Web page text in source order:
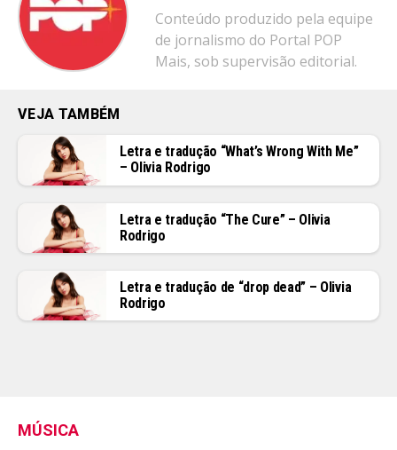
Conteúdo produzido pela equipe
de jornalismo do Portal POP
Mais, sob supervisão editorial.
VEJA TAMBÉM
Letra e tradução “What’s Wrong With Me”
– Olivia Rodrigo
Letra e tradução “The Cure” – Olivia
Rodrigo
Letra e tradução de “drop dead” – Olivia
Rodrigo
MÚSICA